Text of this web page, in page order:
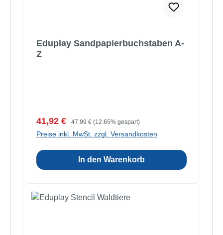
Eduplay Sandpapierbuchstaben A-
Z
Verkaufspreis:
41,92 € Regulärer Preis:
47,99 € (12.65% gespart)
Preise inkl. MwSt. zzgl. Versandkosten
In den Warenkorb